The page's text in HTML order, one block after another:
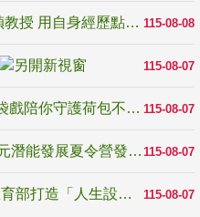
115-08-08
教育家人物典範 發明大王林永禎教授 用自身經歷點亮學生的路
115-08-07
115-08-07
反詐騙宣導_防詐有道，霹靂布袋戲陪你守護荷包不受騙
115-08-07
跨越限制，探索潛能！115年多元潛能發展夏令營發掘生命無限可能
115-08-07
高齡不是終點而是夢想起點！教育部打造「人生設計夢工場」 參展第3屆高齡健康產業博覽會